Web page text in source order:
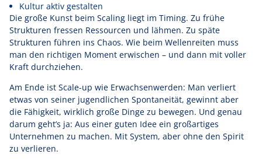
Kultur aktiv gestalten
Die große Kunst beim Scaling liegt im Timing. Zu frühe
Strukturen fressen Ressourcen und lähmen. Zu späte
Strukturen führen ins Chaos. Wie beim Wellenreiten muss
man den richtigen Moment erwischen – und dann mit voller
Kraft durchziehen.
Am Ende ist Scale-up wie Erwachsenwerden: Man verliert
etwas von seiner jugendlichen Spontaneität, gewinnt aber
die Fähigkeit, wirklich große Dinge zu bewegen. Und genau
darum geht’s ja: Aus einer guten Idee ein großartiges
Unternehmen zu machen. Mit System, aber ohne den Spirit
zu verlieren.